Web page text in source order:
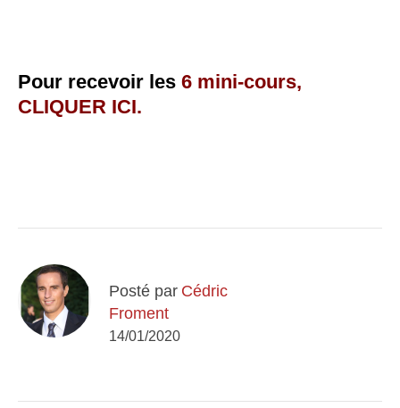
Pour recevoir les 6 mini-cours,
CLIQUER ICI.
Posté par Cédric
Froment
14/01/2020